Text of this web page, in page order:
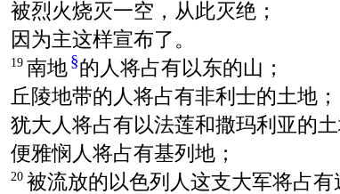
被烈火烧灭一空，从此灭绝；
因为主这样宣布了。
19 南地 §的人将占有以东的山；
丘陵地带的人将占有非利士的土地；
犹大人将占有以法莲和撒玛利亚的土
便雅悯人将占有基列地；
20 被流放的以色列人这支大军将占有